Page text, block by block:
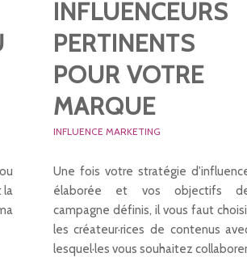
la
INFLUENCEURS
PERTINENTS
POUR VOTRE
MARQUE
INFLUENCE MARKETING
Une fois votre stratégie
élaborée et vos objectifs
campagne définis, il vous faut
les créateur·rices de contenus
lesquel·les vous souhaitez